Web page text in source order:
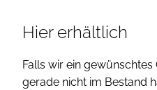
Hier erhältlich
Falls wir ein
gerade nicht im Bestand